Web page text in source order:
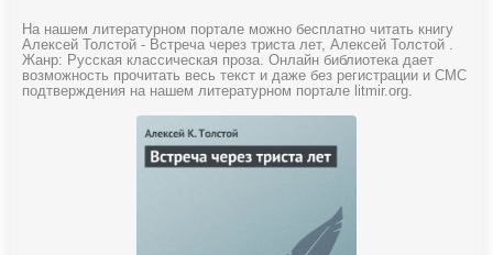
На нашем литературном портале можно бесплатно читать книгу
Алексей Толстой - Встреча через триста лет, Алексей Толстой .
Жанр: Русская классическая проза. Онлайн библиотека дает
возможность прочитать весь текст и даже без регистрации и СМС
подтверждения на нашем литературном портале litmir.org.